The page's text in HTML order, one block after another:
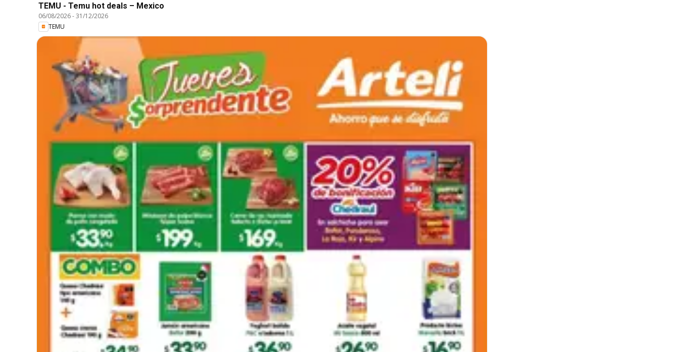
TEMU - Temu hot deals – Mexico
06/08/2026-31/12/2026
TEMU